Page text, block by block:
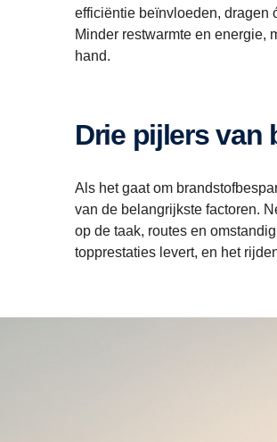
efficiëntie beïnvloeden, dragen
Minder restwarmte en energie,
hand.
Drie pijlers
Als het gaat om
van de belangrijkste factoren.
op de taak, routes en
topprestaties levert, en het